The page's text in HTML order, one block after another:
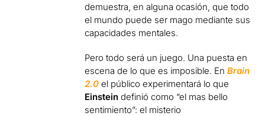
demuestra, en alguna ocasión, que todo
el mundo puede ser mago mediante sus
capacidades mentales.
Pero todo será un juego. Una puesta en
escena de lo que es imposible. EnBrain
2.0 el público experimentará lo que
Einstein definió como “el mas bello
sentimiento”: el misterio